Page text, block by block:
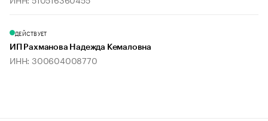
ДЕЙСТВУЕТ
ИП Рахманова Надежда Кемаловна
ИНН: 300604008770